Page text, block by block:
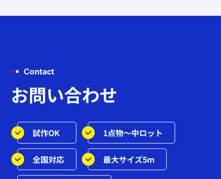
Contact
お問い合わせ
試作OK 1点物～中ロット
全国対応 最大サイズ5m